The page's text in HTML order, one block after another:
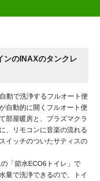
ンのINAXのタンクレ
動で洗浄するフルオート便
自動的に開くフルオート便
部屋暖房と、プラズマクラ
、リモコンに音楽の流れる
イッチのついたサティスの
「節水ECO6トイレ」で
量で洗浄できるので、トイ